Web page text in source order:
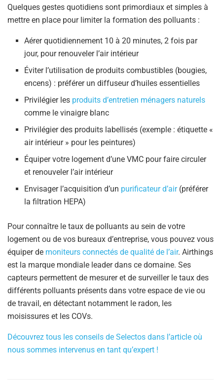
Quelques gestes quotidiens sont primordiaux et simples à
mettre en place pour limiter la formation des polluants :
Aérer quotidiennement 10 à 20 minutes, 2 fois par
jour, pour renouveler l’air intérieur
Éviter l’utilisation de produits combustibles (bougies,
encens) : préférer un diffuseur d’huiles essentielles
Privilégier les produits d’entretien ménagers naturels
comme le vinaigre blanc
Privilégier des produits labellisés (exemple : étiquette «
air intérieur » pour les peintures)
Équiper votre logement d’une VMC pour faire circuler
et renouveler l’air intérieur
Envisager l’acquisition d’un purificateur d’air(préférer
la filtration HEPA)
Pour connaître le taux de polluants au sein de votre
logement ou de vos bureaux d’entreprise, vous pouvez vous
équiper de moniteurs connectés de qualité de l’air. Airthings
est la marque mondiale leader dans ce domaine. Ses
capteurs permettent de mesurer et de surveiller le taux des
différents polluants présents dans votre espace de vie ou
de travail, en détectant notamment le radon, les
moisissures et les COVs.
Découvrez tous les conseils de Selectos dans l’article où
nous sommes intervenus en tant qu’expert !